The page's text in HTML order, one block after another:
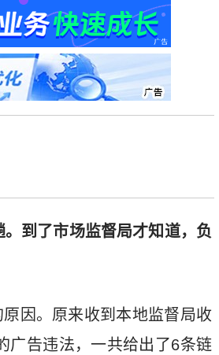
到了市场监督局才知道，负
因。原来收到本地监督局收
广告违法，一共给出了6条链